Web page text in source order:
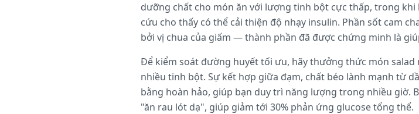
dưỡng chất cho món ăn với lượng tinh bột cực thấp, trong
cứu cho thấy có thể cải thiện độ nhạy insulin. Phần sốt cam
bởi vị chua của giấm — thành phần đã được chứng minh là
Để kiểm soát đường huyết tối ưu, hãy thưởng thức món
nhiều tinh bột. Sự kết hợp giữa đạm, chất béo lành mạnh từ
bằng hoàn hảo, giúp bạn duy trì năng lượng trong nhiều giờ.
"ăn rau lót dạ", giúp giảm tới 30% phản ứng glucose tổng thể.